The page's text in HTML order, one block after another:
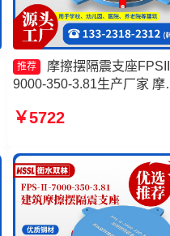
推荐
摩擦摆隔震支座
9000-350-3.81生产厂家 摩
摩擦摆支座源头工厂 摩擦
生产厂家
￥5722